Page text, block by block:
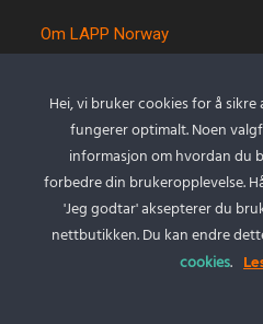
Om LAPP Norway
Kvalitet og miljø
Betingelser
Kontakt oss
Cookie policy
Personvernserklæring
Hei, vi bruker cookies for å
fungerer optimalt. Noen
informasjon om hvordan du
forbedre din brukeropplevelse.
'Jeg godtar' aksepterer du
nettbutikken. Du kan endre
cookies.